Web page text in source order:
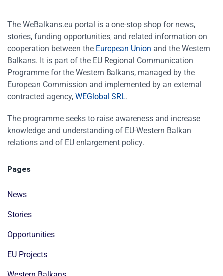
The WeBalkans.eu portal is a one-stop shop for news,
stories, funding opportunities, and related information on
cooperation between the European Union and the Western
Balkans. It is part of the EU Regional Communication
Programme for the Western Balkans, managed by the
European Commission and implemented by an external
contracted agency, WEGlobal SRL.
The programme seeks to raise awareness and increase
knowledge and understanding of EU-Western Balkan
relations and of EU enlargement policy.
Pages
News
Stories
Opportunities
EU Projects